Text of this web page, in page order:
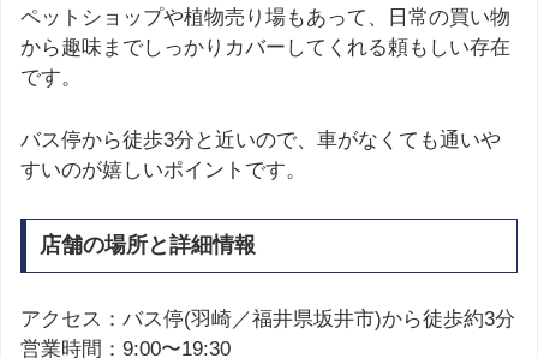
ペットショップや植物売り場もあって、日常の買い物
から趣味までしっかりカバーしてくれる頼もしい存在
です。
バス停から徒歩3分と近いので、車がなくても通いや
すいのが嬉しいポイントです。
店舗の場所と詳細情報
アクセス：バス停(羽崎／福井県坂井市)から徒歩約3分
営業時間：9:00〜19:30